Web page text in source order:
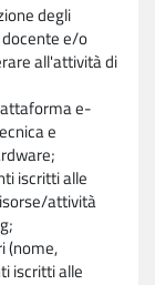
degli
e/o
all'attività di
e-
e
iscritti alle
attività
(nome,
iscritti alle